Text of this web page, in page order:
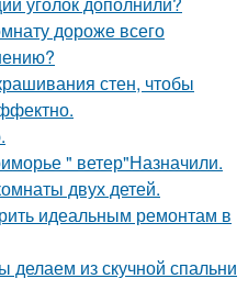
дороже всего
стен, чтобы
" ветер"Назначили.
двух детей.
идеальным ремонтам в
из скучной спальни